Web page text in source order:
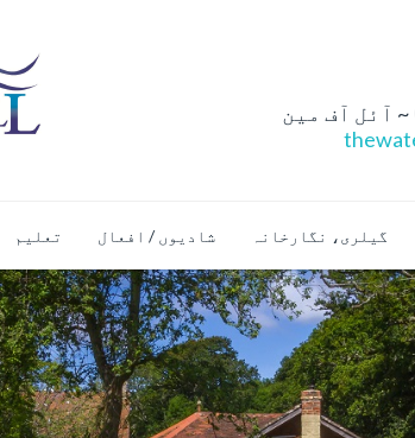
تعلیم شادیوں / افعال گیلری، نگارخانہ